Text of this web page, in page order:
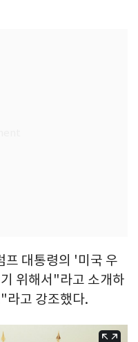
프 대통령의 '미국 우
위해서"라고 소개하
라고 강조했다.